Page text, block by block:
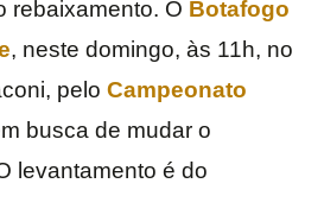
rebaixamento. O Botafogo
, neste domingo, às 11h, no
pelo Campeonato
busca de mudar o
levantamento é do